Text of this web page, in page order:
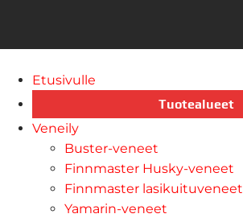
Etusivulle
Tuotealueet
Veneily
Buster-veneet
Finnmaster Husky-veneet
Finnmaster lasikuituveneet
Yamarin-veneet